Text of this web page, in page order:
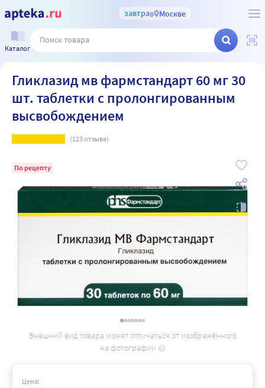
завтрав Москве
Каталог
Гликлазид мв фармстандарт 60 мг 30
шт. таблетки с пролонгированным
высвобождением
(123отзыва)
По рецепту
Внешний вид товара может отличаться от изображённого
на фотографии
Цена: